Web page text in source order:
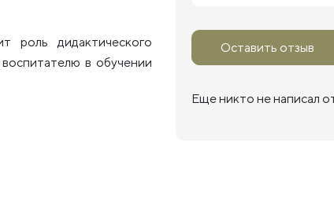
роль дидактического
в обучении
Оставить отзыв
Еще никто не написал